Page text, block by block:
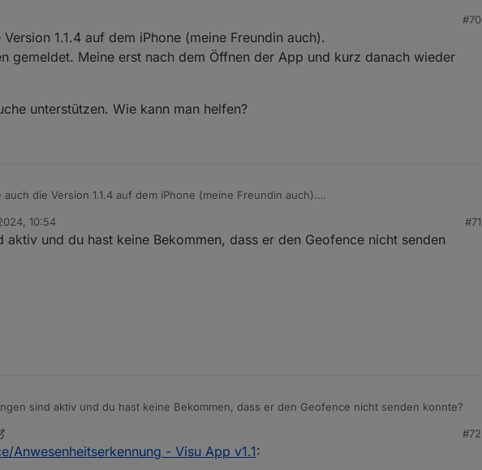
#70
1.1.4 auf dem iPhone (meine Freundin auch).
gemeldet. Meine erst nach dem Öffnen der App und kurz danach wieder
unterstützen. Wie kann man helfen?
auch die Version 1.1.4 auf dem iPhone (meine Freundin auch).
Fehlersuche unterstützen. Wie kann man helfen?
10:54 #71
aktiv und du hast keine Bekommen, dass er den Geofence nicht senden
sind aktiv und du hast keine Bekommen, dass er den Geofence nicht senden konnte?
#72
Anwesenheitserkennung - Visu App v1.1: